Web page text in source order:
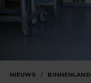
NIEUWS / BINNENLAND